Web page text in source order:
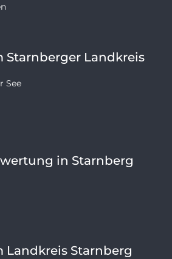
Starnberger Landkreis
See
in Starnberg
Landkreis Starnberg